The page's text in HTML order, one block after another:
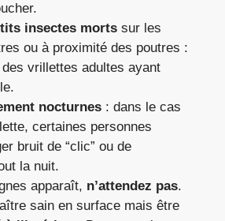
insectes morts sur les
ou à proximité des poutres :
vrillettes adultes ayant
nocturnes : dans le cas
certaines personnes
bruit de “clic” ou de
la nuit.
apparaît, n’attendez pas.
sain en surface mais être